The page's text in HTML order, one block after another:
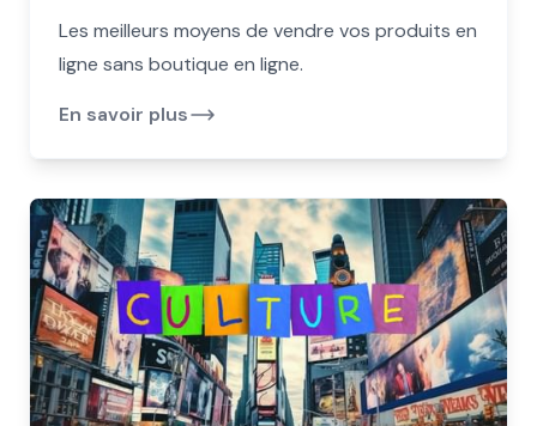
Les meilleurs moyens de vendre vos produits en
ligne sans boutique en ligne.
En savoir plus